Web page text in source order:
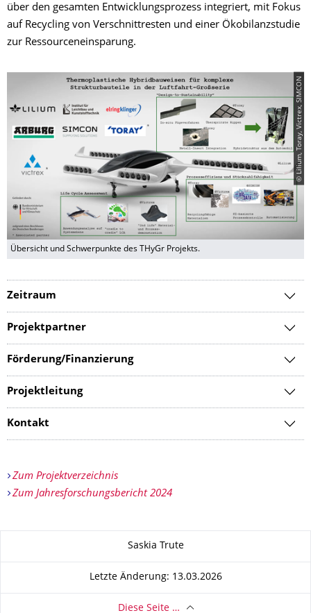
über den gesamten Entwicklungsprozess integriert, mit Fokus
auf Recycling von Verschnittresten und einer Ökobilanzstudie
zur Ressourceneinsparung.
© Lilium, Toray, Victrex, SIMCON
Übersicht und Schwerpunkte des THyGr Projekts.
Zeitraum
Projektpartner
Förderung/Finanzierung
Projektleitung
Kontakt
Zum Projektverzeichnis
Zum Jahresforschungsbericht 2024
Saskia Trute
Letzte Änderung: 13.03.2026
Diese Seite …